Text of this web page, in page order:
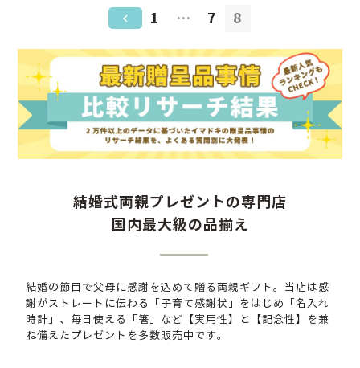
1 … 7 8
結婚式両親プレゼントの専門店
国内最大級の品揃え
結婚の節目で父母に感謝を込めて贈る両親ギフト。 当店は感
謝がストレートに伝わる「子育て感謝状」をはじめ「名入れ
時計」、毎日使える「箸」など【実用性】と【記念性】を兼
ね備えたプレゼントを多数販売中です。